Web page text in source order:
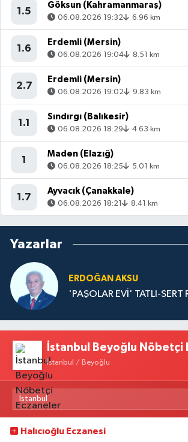
1.5
Göksun (Kahramanmaraş)
06.08.2026 19:32 6.96 km
1.6
Erdemli (Mersin)
06.08.2026 19:04 8.51 km
2.7
Erdemli (Mersin)
06.08.2026 19:02 9.83 km
1.1
Sındırgı (Balıkesir)
06.08.2026 18:29 4.63 km
1
Maden (Elazığ)
06.08.2026 18:25 5.01 km
1.7
Ayvacık (Çanakkale)
06.08.2026 18:21 8.41 km
Yazarlar
ERDOĞAN AKSU
'PAŞOLAR EVİ' TATLI-SERT
İstanbul Beyoğlu Nöbetçi
İstanbul / Beyoğlu
Halıcıoğlu Eczanesi